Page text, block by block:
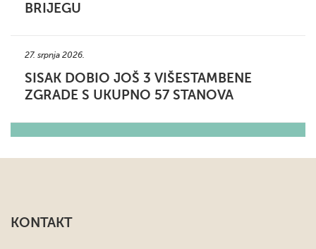
BRIJEGU
27. srpnja 2026.
SISAK DOBIO JOŠ 3 VIŠESTAMBENE
ZGRADE S UKUPNO 57 STANOVA
KONTAKT